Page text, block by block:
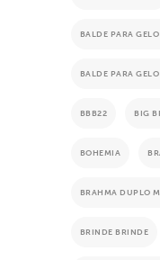
BALDE PARA
BALDE PARA
BBB22 BIG
BOHEMIA
BRAHMA DUPLO
BRINDE BRINDE